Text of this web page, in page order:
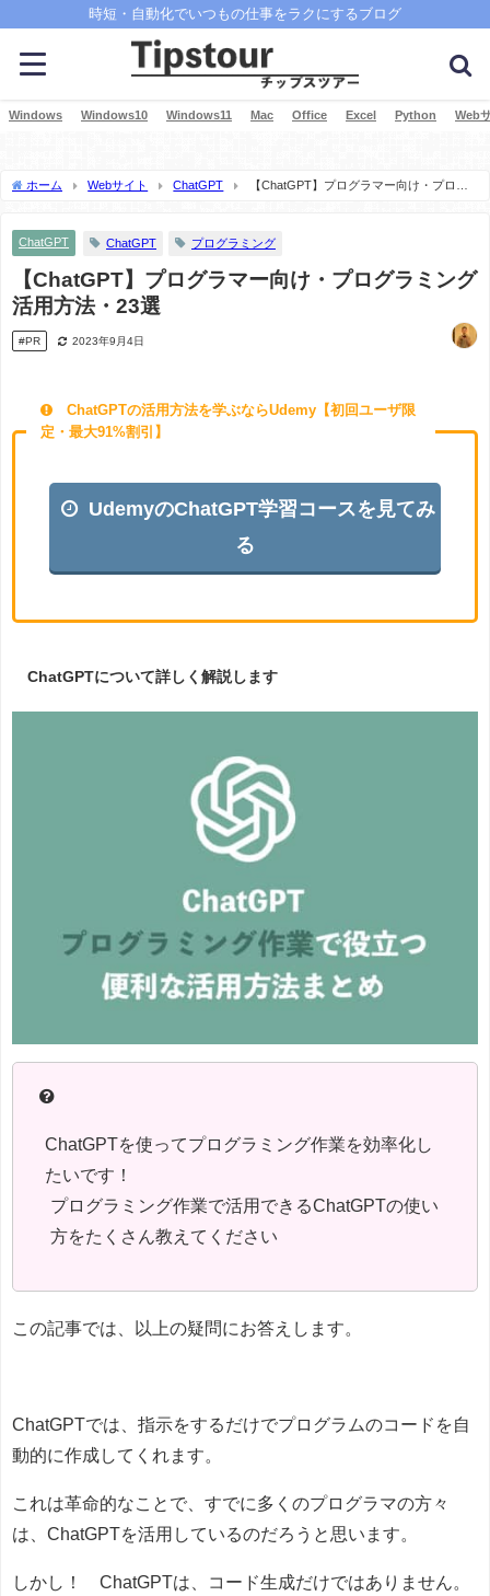
時短・自動化でいつもの仕事をラクにするブログ
Windows Windows10 Windows11 Mac Office Excel Python Web
ホーム Webサイト ChatGPT
【ChatGPT】プログラマー向け・プログ
ChatGPT ChatGPT プログラミング
【ChatGPT】プログラマー向け・プログラミング
活用方法・23選
#PR 2023年9月4日
ChatGPTの活用方法を学ぶならUdemy【初回ユーザ限
定・最大91%割引】
UdemyのChatGPT学習コースを見てみ
る
ChatGPTについて詳しく解説します
ChatGPTを使ってプログラミング作業を効率化し
たいです！
プログラミング作業で活用できるChatGPTの使い
方をたくさん教えてください
この記事では、以上の疑問にお答えします。
ChatGPTでは、指示をするだけでプログラムのコードを自
動的に作成してくれます。
これは革命的なことで、すでに多くのプログラマの方々
は、ChatGPTを活用しているのだろうと思います。
しかし！ ChatGPTは、コード生成だけではありません。